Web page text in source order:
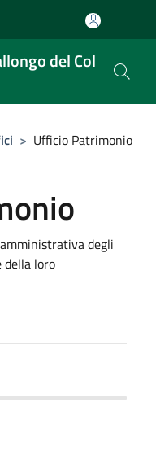
del Col
> Ufficio Patrimonio
degli
della loro